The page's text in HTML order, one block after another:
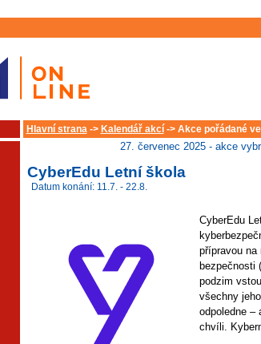
Hlavní strana-> Kalendář akcí-> Akce pořádané
27. červenec 2025 - akce
CyberEdu Letní škola
Datum konání: 11.7. - 22.8.
CyberEdu
přípravou na
bezpečnosti
podzim
všechny
odpoledne –
chvíli.